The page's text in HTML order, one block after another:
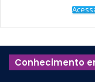
Conhecimento